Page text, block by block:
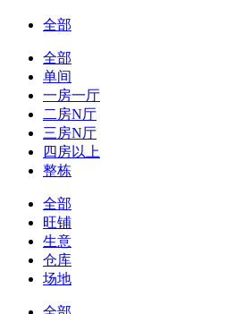
全部
全部
单间
一房一厅
二房N厅
三房N厅
四房以上
整栋
全部
旺铺
生意
仓库
场地